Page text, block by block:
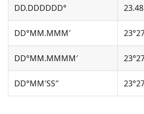
DD.DDDDDD°
DD°MM.MMM′
DD°MM.MMMM′
DD°MM′SS″